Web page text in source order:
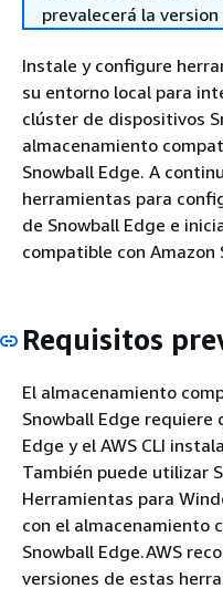
prevalecerá la
Instale y configure
su entorno local para
clúster de dispositivos
almacenamiento
Snowball Edge. A
herramientas para
de Snowball Edge e
compatible con Amazon
Requisitos
El almacenamiento
Snowball Edge
Edge y el AWS CLI
También puede utilizar
Herramientas para
con el almacenamiento
Snowball Edge.AWS
versiones de estas